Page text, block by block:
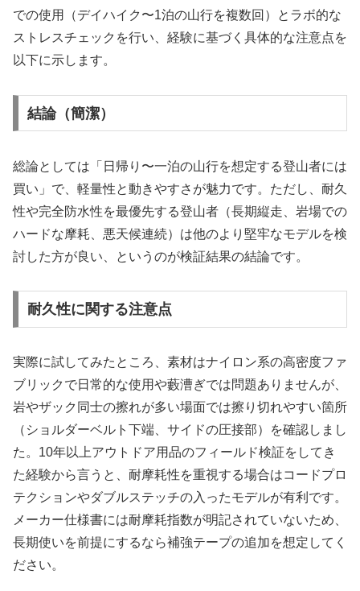
での使用（デイハイク〜1泊の山行を複数回）とラボ的な
ストレスチェックを行い、経験に基づく具体的な注意点を
以下に示します。
結論（簡潔）
総論としては「日帰り〜一泊の山行を想定する登山者には
買い」で、軽量性と動きやすさが魅力です。ただし、耐久
性や完全防水性を最優先する登山者（長期縦走、岩場での
ハードな摩耗、悪天候連続）は他のより堅牢なモデルを検
討した方が良い、というのが検証結果の結論です。
耐久性に関する注意点
実際に試してみたところ、素材はナイロン系の高密度ファ
ブリックで日常的な使用や藪漕ぎでは問題ありませんが、
岩やザック同士の擦れが多い場面では擦り切れやすい箇所
（ショルダーベルト下端、サイドの圧接部）を確認しまし
た。10年以上アウトドア用品のフィールド検証をしてき
た経験から言うと、耐摩耗性を重視する場合はコードプロ
テクションやダブルステッチの入ったモデルが有利です。
メーカー仕様書には耐摩耗指数が明記されていないため、
長期使いを前提にするなら補強テープの追加を想定してく
ださい。